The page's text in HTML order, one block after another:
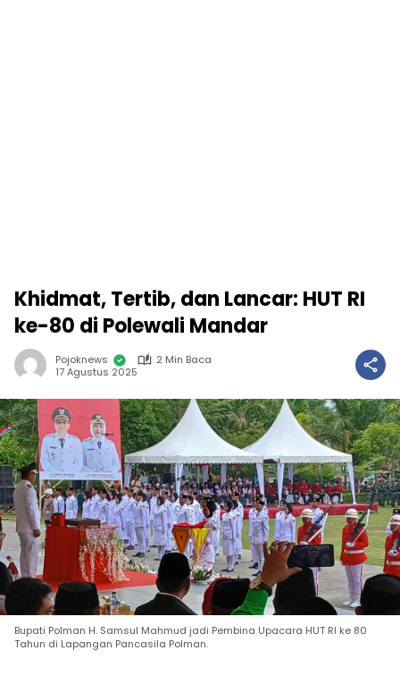
Khidmat, Tertib, dan Lancar: HUT RI
ke-80 di Polewali Mandar
Pojoknews
2 Min Baca
17 Agustus 2025
Bupati Polman H. Samsul Mahmud jadi Pembina Upacara HUT RI ke 80
Tahun di Lapangan Pancasila Polman.